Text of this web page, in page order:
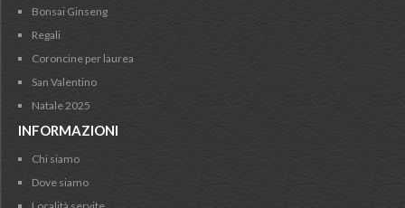
Bonsai Ginseng
Regali
Coroncine per laurea
San Valentino
Natale 2025
INFORMAZIONI
Chi siamo
Dove siamo